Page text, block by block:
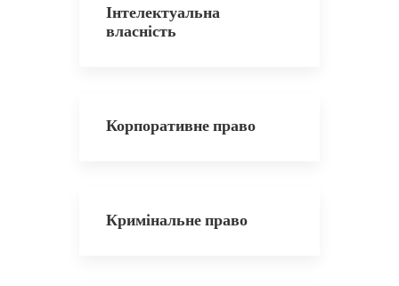
Інтелектуальна
власність
Корпоративне право
Кримінальне право